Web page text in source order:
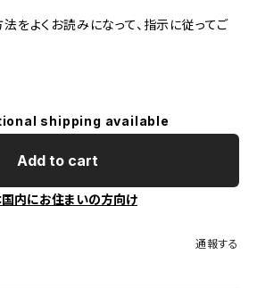
をよくお読みになって、指示に従ってご
shipping available
Add to cart
国内にお住まいの方向け
通報する